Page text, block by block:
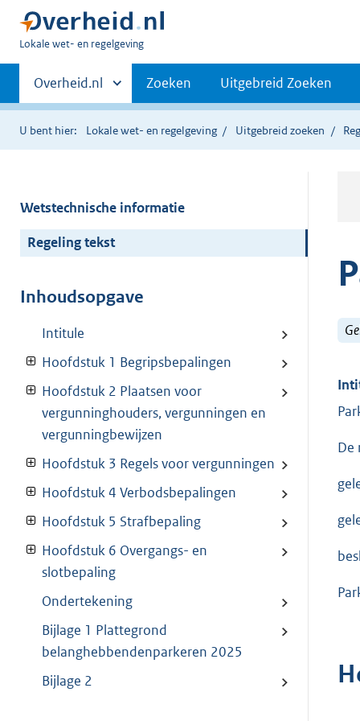
U
hier:
Lokale wet- en regelgeving
Primaire
navigatie
Andere
sites
binnen
Overheid.nl Zoeken Uitgebreid Zoeken
U bent hier: Lokale wet- en regelgeving Uitgebreid zoeken
Wetstechnische informatie
Regeling tekst
Inhoudsopgave
Intitule
Hoofdstuk 1 Begripsbepalingen
Hoofdstuk 2 Plaatsen voor
vergunninghouders, vergunningen en
vergunningbewijzen
Hoofdstuk 3 Regels voor vergunningen
Hoofdstuk 4 Verbodsbepalingen
Hoofdstuk 5 Strafbepaling
Hoofdstuk 6 Overgangs- en
slotbepaling
Ondertekening
Bijlage 1 Plattegrond
belanghebbendenparkeren 2025
Bijlage 2
De